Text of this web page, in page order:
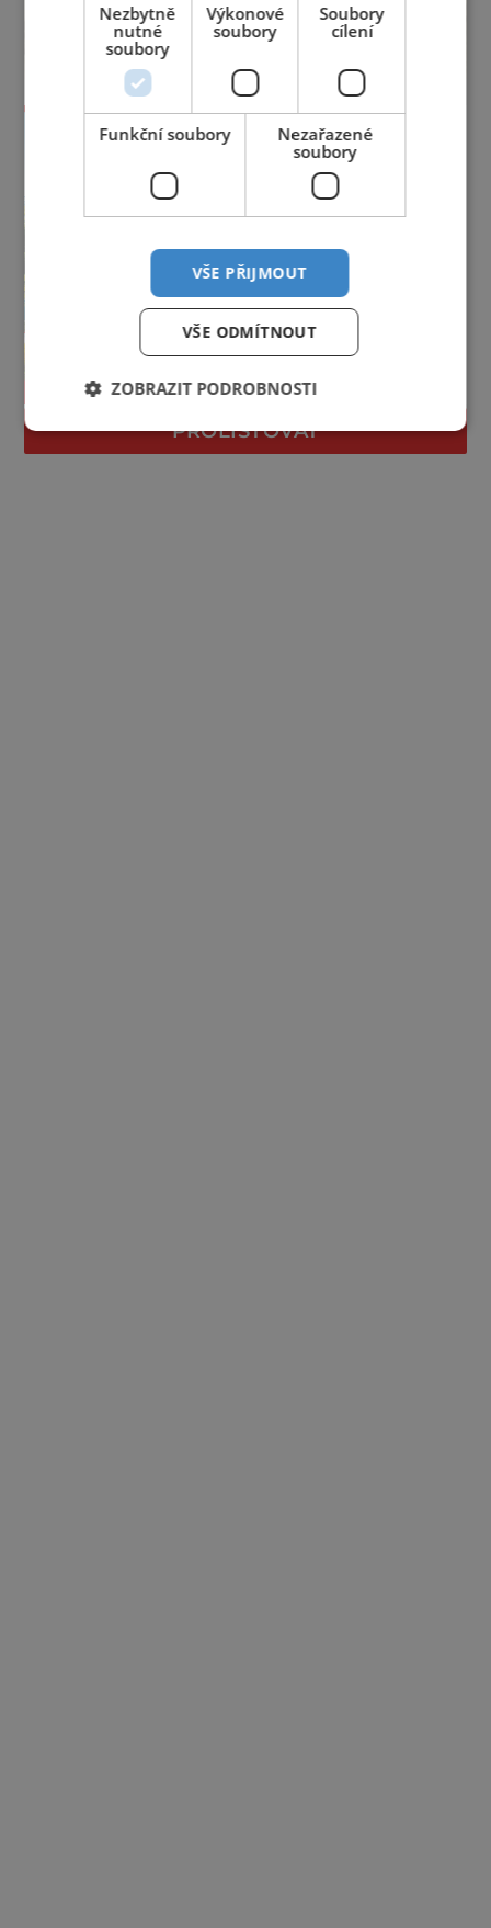
PROLISTOVAT
Nezbytně
nutné
soubory
Výkonové
soubory
Soubory
cílení
Funkční soubory
Nezařazené
soubory
VŠE PŘIJMOUT
VŠE ODMÍTNOUT
ZOBRAZIT PODROBNOSTI